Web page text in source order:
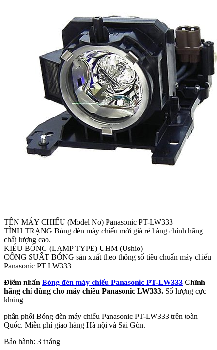
TÊN MÁY CHIẾU (Model No) Panasonic PT-LW333
TÌNH TRẠNG Bóng đèn máy chiếu mới giá rẻ hàng chính hãng
chất lượng cao.
KIỂU BÓNG (LAMP TYPE) UHM (Ushio)
CÔNG SUẤT BÓNG sản xuất theo thông số tiêu chuẩn máy chiếu
Panasonic PT-LW333
Điểm nhấn Bóng đèn máy chiếu Panasonic PT-LW333 Chĩnh
hãng chỉ dùng cho máy chiếu Panasonic LW333. Số lượng cực
khủng
phân phối Bóng đèn máy chiếu Panasonic PT-LW333 trên toàn
Quốc. Miễn phí giao hàng Hà nội và Sài Gòn.
Bảo hành: 3 tháng